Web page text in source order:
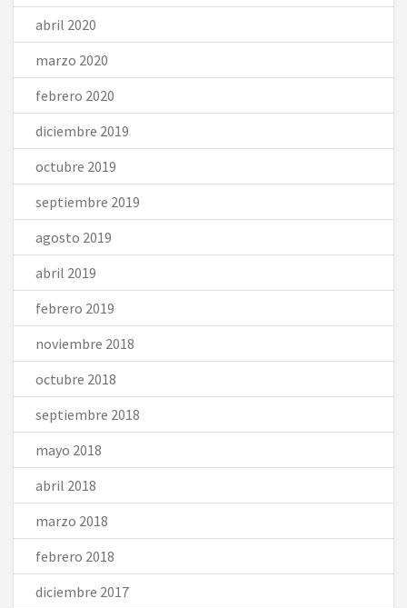
abril 2020
marzo 2020
febrero 2020
diciembre 2019
octubre 2019
septiembre 2019
agosto 2019
abril 2019
febrero 2019
noviembre 2018
octubre 2018
septiembre 2018
mayo 2018
abril 2018
marzo 2018
febrero 2018
diciembre 2017